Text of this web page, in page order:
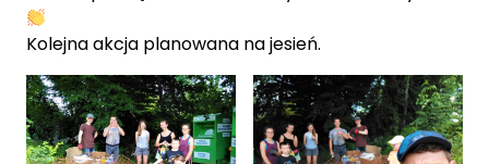
Kolejna akcja planowana na jesień.